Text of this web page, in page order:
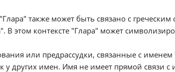
также может быть связано с
В этом контексте "Глара" может
или предрассудки, связанные с
у других имен. Имя не имеет прямой связи